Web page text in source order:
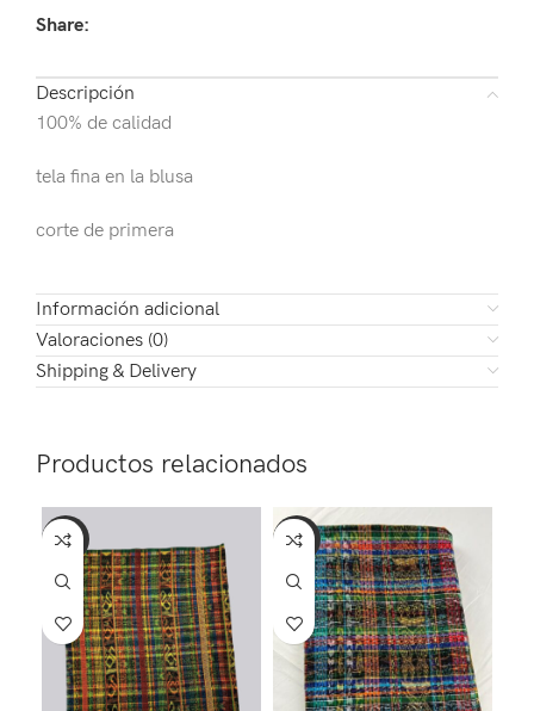
Share:
Descripción
100% de calidad
tela fina en la blusa
corte de primera
Información adicional
Valoraciones (0)
Shipping & Delivery
Productos relacionados
-13% -6%